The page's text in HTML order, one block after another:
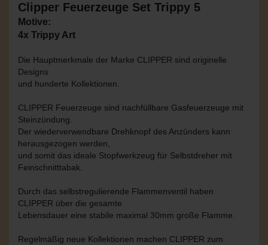
Clipper Feuerzeuge Set Trippy 5
Motive:
4x Trippy Art
Die Hauptmerkmale der Marke CLIPPER sind originelle
Designs
und hunderte Kollektionen.
CLIPPER Feuerzeuge sind nachfüllbare Gasfeuerzeuge mit
Steinzündung.
Der wiederverwendbare Drehknopf des Anzünders kann
herausgezogen werden,
und somit das ideale Stopfwerkzeug für Selbstdreher mit
Feinschnitttabak.
Durch das selbstregulierende Flammenventil haben
CLIPPER über die gesamte
Lebensdauer eine stabile maximal 30mm große Flamme.
Regelmäßig neue Kollektionen machen CLIPPER zum